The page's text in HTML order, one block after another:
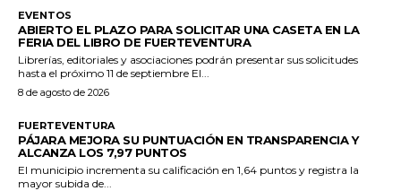
EVENTOS
ABIERTO EL PLAZO PARA SOLICITAR UNA CASETA EN LA
FERIA DEL LIBRO DE FUERTEVENTURA
Librerías, editoriales y asociaciones podrán presentar sus solicitudes
hasta el próximo 11 de septiembre El...
8 de agosto de 2026
FUERTEVENTURA
PÁJARA MEJORA SU PUNTUACIÓN EN TRANSPARENCIA Y
ALCANZA LOS 7,97 PUNTOS
El municipio incrementa su calificación en 1,64 puntos y registra la
mayor subida de...